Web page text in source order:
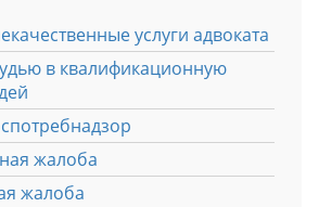
услуги адвоката
в квалификационную
жалоба
жалоба